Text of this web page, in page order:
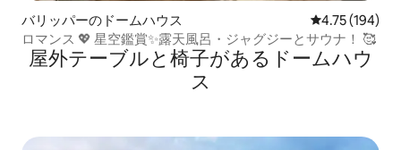
バリッパーのドームハウス レビュー194
4.75 (194)
ロマンス 💖 星空鑑賞✨露天風呂・ジャグジーとサウナ！ 🥰
屋外テーブルと椅子があるドームハウ
ス